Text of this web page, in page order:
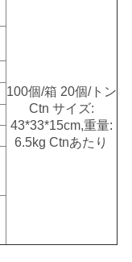
100個/箱 20個/トン
Ctn サイズ:
43*33*15cm,重量:
6.5kg Ctnあたり